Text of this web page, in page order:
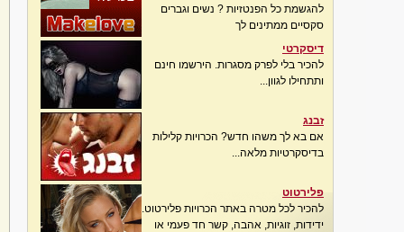
להגשמת כל הפנטזיות ? נשים וגברים
סקסיים ממתינים לך
דיסקרטי
להכיר בלי לפרק מסגרות. הירשמו חינם
ותתחילו לגוון...
זבנג
אם בא לך משהו חדש? הכרויות קלילות
בדיסקרטיות מלאה...
פלירטוט
להכיר לכל מטרה באתר הכרויות פלירטוט.
ידידות, זוגיות, אהבה, קשר חד פעמי או